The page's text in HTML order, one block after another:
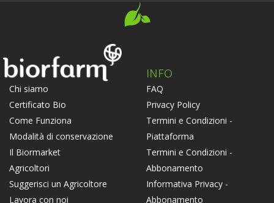
Chi siamo
Certificato Bio
Come Funziona
Modalità di conservazione
Il Biormarket
Agricoltori
Suggerisci un Agricoltore
Lavora con noi
INFO
FAQ
Privacy Policy
Termini e Condizioni -
Piattaforma
Termini e Condizioni -
Abbonamento
Informativa Privacy -
Abbonamento